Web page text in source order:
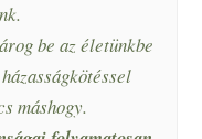
be az életünkbe
máshogy.